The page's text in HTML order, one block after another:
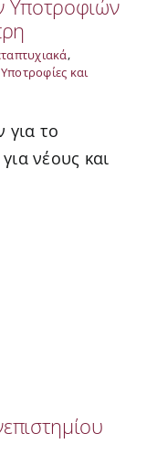
Υποτροφιών
,
Υποτροφίες και
το
νέους και